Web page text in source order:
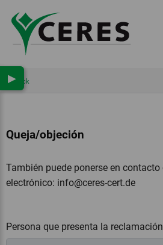
Back
Queja/objeción
También puede ponerse en
electrónico: info@ceres-cert.de
Persona que presenta la reclamación
▶